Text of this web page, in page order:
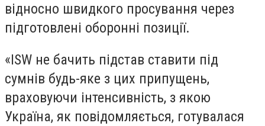
відносно швидкого просування через
підготовлені оборонні позиції.
«ISW не бачить підстав ставити під
сумнів будь-яке з цих припущень,
враховуючи інтенсивність, з якою
Україна, як повідомляється, готувалася